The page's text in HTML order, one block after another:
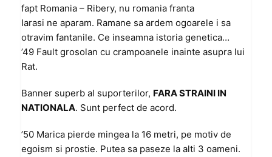
fapt Romania – Ribery, nu romania franta
Iarasi ne aparam. Ramane sa ardem ogoarele i sa
otravim fantanile. Ce inseamna istoria genetica…
’49 Fault grosolan cu crampoanele inainte asupra lui
Rat.
Banner superb al suporterilor, FARA STRAINI IN
NATIONALA. Sunt perfect de acord.
’50 Marica pierde mingea la 16 metri, pe motiv de
egoism si prostie. Putea sa paseze la alti 3 oameni.